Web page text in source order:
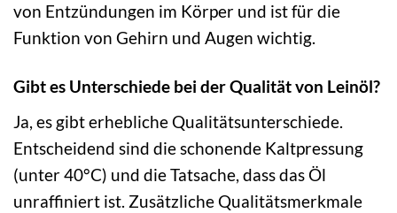
von Entzündungen im Körper und ist für die
Funktion von Gehirn und Augen wichtig.
Gibt es Unterschiede bei der Qualität von Leinöl?
Ja, es gibt erhebliche Qualitätsunterschiede.
Entscheidend sind die schonende Kaltpressung
(unter 40°C) und die Tatsache, dass das Öl
unraffiniert ist. Zusätzliche Qualitätsmerkmale